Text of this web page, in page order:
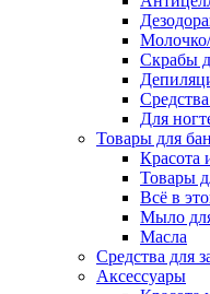
Молочко/
Скрабы
Для
Товары для
Красота
Товары
Всё в
Мыло
Масла
Средства для
Аксессуары